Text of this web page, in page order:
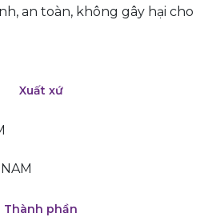
an toàn, không gây hại cho
Xuất xứ
Thành phần